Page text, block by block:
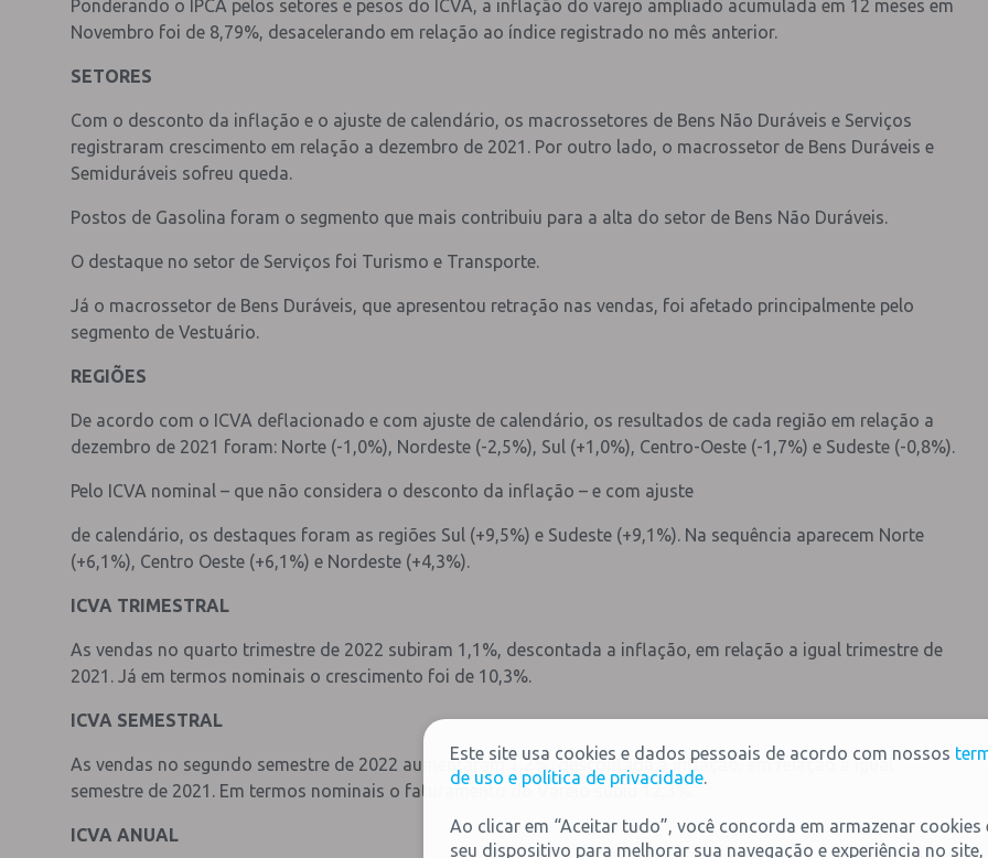
Ponderando o IPCA pelos setores e pesos do ICVA, a inflação do varejo ampliado acumulada em 12 meses em
Novembro foi de 8,79%, desacelerando em relação ao índice registrado no mês anterior.
SETORES
Com o desconto da inflação e o ajuste de calendário, os macrossetores de Bens Não Duráveis e Serviços
registraram crescimento em relação a dezembro de 2021. Por outro lado, o macrossetor de Bens Duráveis e
Semiduráveis sofreu queda.
Postos de Gasolina foram o segmento que mais contribuiu para a alta do setor de Bens Não Duráveis.
O destaque no setor de Serviços foi Turismo e Transporte.
Já o macrossetor de Bens Duráveis, que apresentou retração nas vendas, foi afetado principalmente pelo
segmento de Vestuário.
REGIÕES
De acordo com o ICVA deflacionado e com ajuste de calendário, os resultados de cada região em relação a
dezembro de 2021 foram: Norte (-1,0%), Nordeste (-2,5%), Sul (+1,0%), Centro-Oeste (-1,7%) e Sudeste (-0,8%).
Pelo ICVA nominal – que não considera o desconto da inflação – e com ajuste
de calendário, os destaques foram as regiões Sul (+9,5%) e Sudeste (+9,1%). Na sequência aparecem Norte
(+6,1%), Centro Oeste (+6,1%) e Nordeste (+4,3%).
ICVA TRIMESTRAL
As vendas no quarto trimestre de 2022 subiram 1,1%, descontada a inflação, em relação a igual trimestre de
2021. Já em termos nominais o crescimento foi de 10,3%.
ICVA SEMESTRAL
As vendas no segundo semestre de 2022 aumentaram 1,2%, descontada a inflação, em relação a igual
semestre de 2021. Em termos nominais o faturamento do Varejo subiu 12,3%.
ICVA ANUAL
Este site usa cookies e dados pessoais de acordo com nossos
de uso e política de privacidade.
Ao clicar em “Aceitar tudo”, você concorda em armazenar cookies
seu dispositivo para melhorar sua navegação e experiência no site,